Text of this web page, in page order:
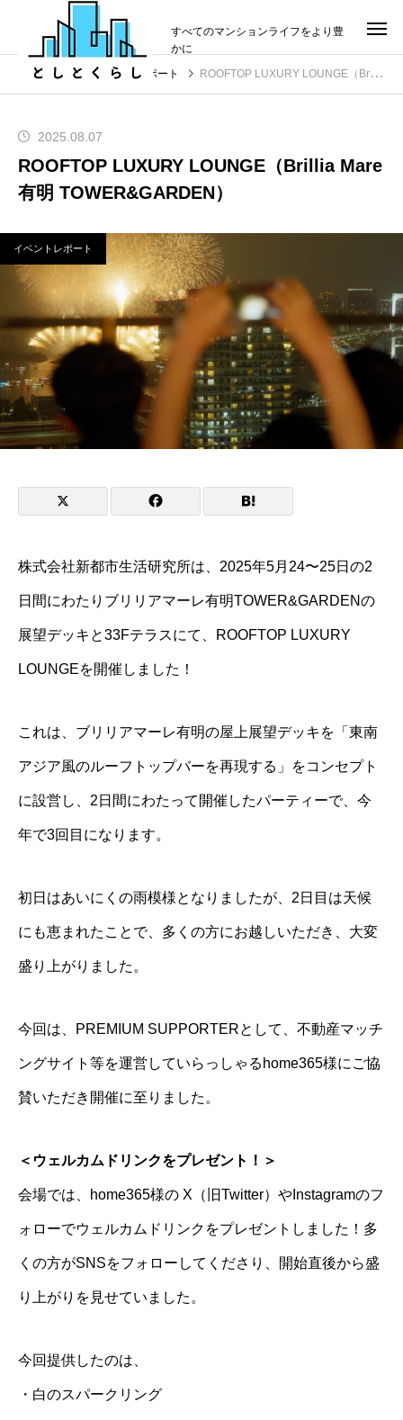
すべてのマンションライフをより豊
かに
投稿
イベントレポート ROOFTOP LUXURY LOUNGE（Brillia Mare有明 TOWER&GARDEN）
2025.08.07
ROOFTOP LUXURY LOUNGE（Brillia Mare
有明 TOWER&GARDEN）
イベントレポート
株式会社新都市生活研究所は、2025年5月24〜25日の2
日間にわたりブリリアマーレ有明TOWER&GARDENの
展望デッキと33Fテラスにて、ROOFTOP LUXURY
LOUNGEを開催しました！
これは、ブリリアマーレ有明の屋上展望デッキを「東南
アジア風のルーフトップバーを再現する」をコンセプト
に設営し、2日間にわたって開催したパーティーで、今
年で3回目になります。
初日はあいにくの雨模様となりましたが、2日目は天候
にも恵まれたことで、多くの方にお越しいただき、大変
盛り上がりました。
今回は、PREMIUM SUPPORTERとして、不動産マッチ
ングサイト等を運営していらっしゃるhome365様にご協
賛いただき開催に至りました。
＜ウェルカムドリンクをプレゼント！＞
会場では、home365様の X（旧Twitter）やInstagramのフ
ォローでウェルカムドリンクをプレゼントしました！多
くの方がSNSをフォローしてくださり、開始直後から盛
り上がりを見せていました。
今回提供したのは、
・白のスパークリング